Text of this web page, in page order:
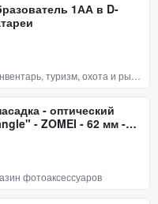
1АА в D-
- оптический
- ZOMEI - 62 мм -
фотоаксессуаров